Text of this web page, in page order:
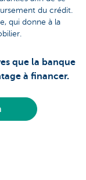
du crédit.
qui donne à la
que la banque
à financer.